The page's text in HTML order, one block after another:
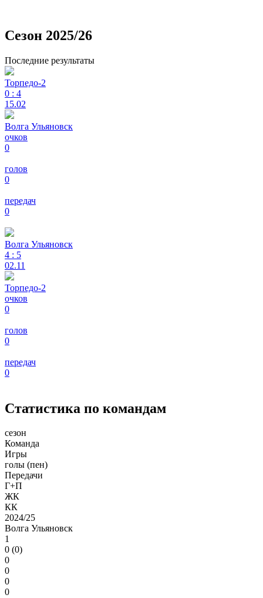
Сезон 2025/26
Последние результаты
Торпедо-2
0 : 4
15.02
Волга Ульяновск
очков
0
голов
0
передач
0
Волга Ульяновск
4 : 5
02.11
Торпедо-2
очков
0
голов
0
передач
0
Статистика по командам
сезон
Команда
Игры
голы (пен)
Передачи
Г+П
ЖК
КК
2024/25
Волга Ульяновск
1
0 (0)
0
0
0
0